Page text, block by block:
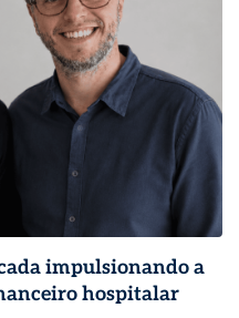
impulsionando a
hospitalar